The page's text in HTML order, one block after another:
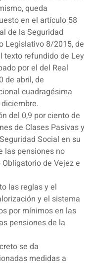
queda
en el artículo 58
de la Seguridad
Legislativo 8/2015, de
texto refundido de Ley
por el del Real
de abril, de
cuadragésima
del 0,9 por ciento de
de Clases Pasivas y
Social en su
las pensiones no
de Vejez e
las reglas y el
y el sistema
por mínimos en las
pensiones de la
se da
medidas a